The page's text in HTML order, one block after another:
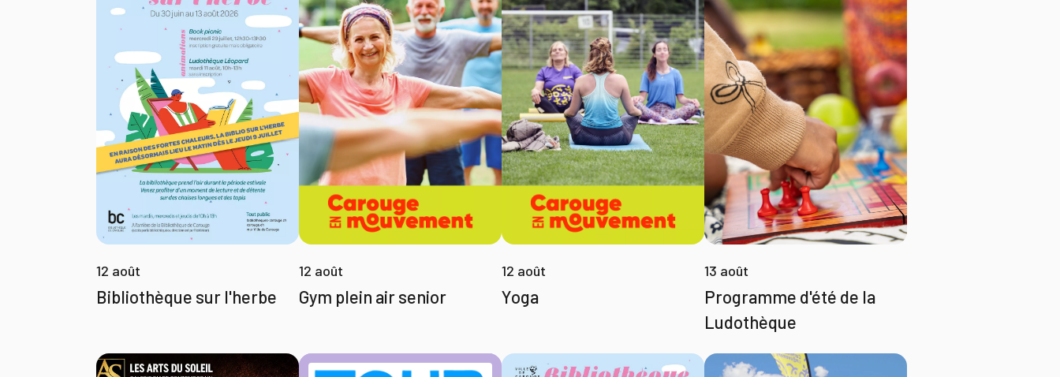
12 août
Bibliothèque sur l'herbe
12 août
Gym plein air senior
12 août
Yoga
13 août
Programme d'été de la
Ludothèque